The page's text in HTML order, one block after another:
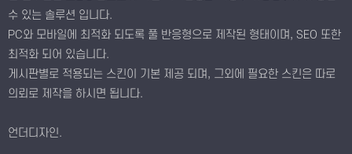
수 있는 솔루션 입니다.
PC와 모바일에 최적화 되도록 풀 반응형으로 제작된 형태이며, SEO 또한
최적화 되어 있습니다.
게시판별로 적용되는 스킨이 기본 제공 되며, 그외에 필요한 스킨은 따로
의뢰로 제작을 하시면 됩니다.
언더디자인.